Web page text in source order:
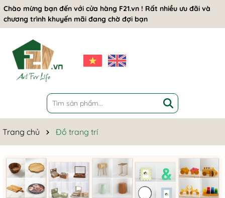
Chào mừng bạn đến với cửa hàng F21.vn ! Rất nhiều ưu đãi và
chương trình khuyến mãi đang chờ đợi bạn
Trang chủ Đồ trang trí
Ngày hết hạn:
Điều kiện: